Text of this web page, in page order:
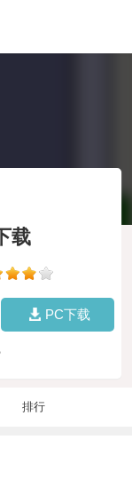
载
PC下载
排行